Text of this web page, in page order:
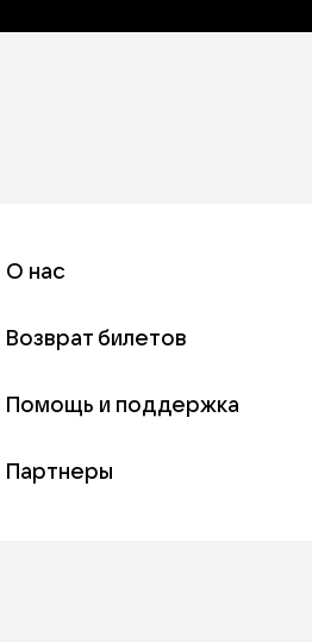
О нас
Возврат билетов
Помощь и поддержка
Партнеры